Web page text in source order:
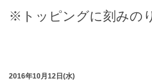
※トッピングに刻みの
2016年10月12日(水)